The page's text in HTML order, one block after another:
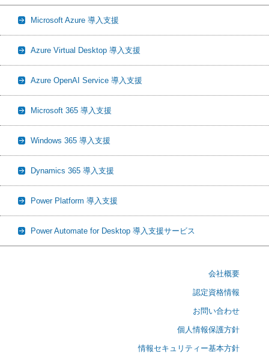
Microsoft Azure 導入支援
Azure Virtual Desktop 導入支援
Azure OpenAI Service 導入支援
Microsoft 365 導入支援
Windows 365 導入支援
Dynamics 365 導入支援
Power Platform 導入支援
Power Automate for Desktop 導入支援サービス
会社概要
認定資格情報
お問い合わせ
個人情報保護方針
情報セキュリティー基本方針